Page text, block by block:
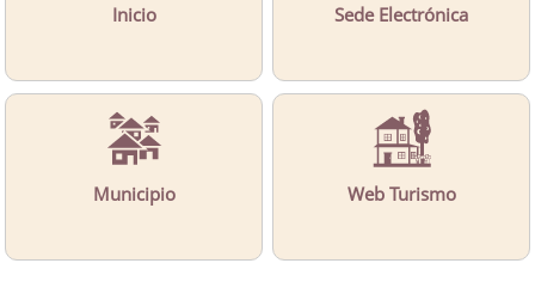
Inicio Sede Electrónica
Municipio Web Turismo